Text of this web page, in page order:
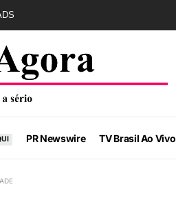
PR Newswire TV Brasil Ao Vivo